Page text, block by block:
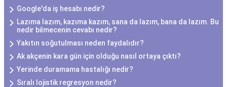
Google'da iş hesabı nedir?
Lazıma lazım, kazıma kazım, sana da lazım, bana da lazım. Bu
nedir bilmecenin cevabı nedir?
Yakıtın soğutulması neden faydalıdır?
Ak akçenin kara gün için olduğu nasıl ortaya çıktı?
Yerinde duramama hastalığı nedir?
Sıralı lojistik regresyon nedir?